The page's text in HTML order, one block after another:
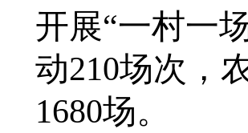
开展“一村一
动210场次，
1680场。